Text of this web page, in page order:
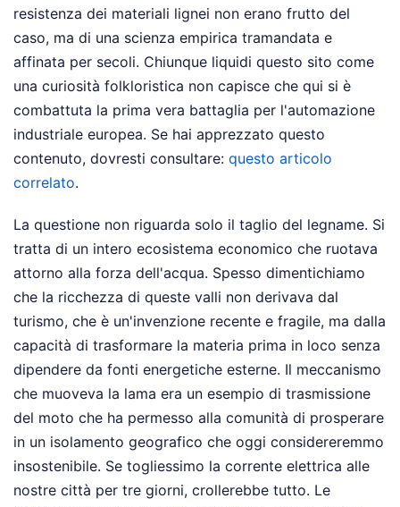
resistenza dei materiali lignei non erano frutto del
caso, ma di una scienza empirica tramandata e
affinata per secoli. Chiunque liquidi questo sito come
una curiosità folkloristica non capisce che qui si è
combattuta la prima vera battaglia per l'automazione
industriale europea. Se hai apprezzato questo
contenuto, dovresti consultare: questo articolo
correlato.
La questione non riguarda solo il taglio del legname. Si
tratta di un intero ecosistema economico che ruotava
attorno alla forza dell'acqua. Spesso dimentichiamo
che la ricchezza di queste valli non derivava dal
turismo, che è un'invenzione recente e fragile, ma dalla
capacità di trasformare la materia prima in loco senza
dipendere da fonti energetiche esterne. Il meccanismo
che muoveva la lama era un esempio di trasmissione
del moto che ha permesso alla comunità di prosperare
in un isolamento geografico che oggi considereremmo
insostenibile. Se togliessimo la corrente elettrica alle
nostre città per tre giorni, crollerebbe tutto. Le